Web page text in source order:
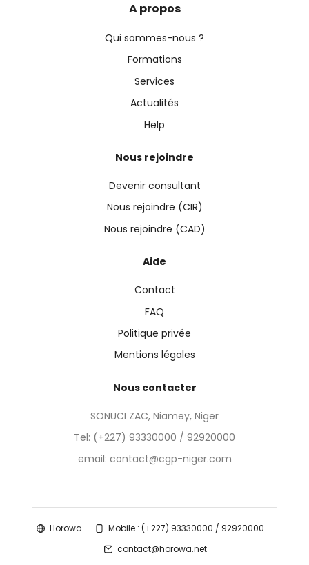
A propos
Qui sommes-nous ?
Formations
Services
Actualités
Help
Nous rejoindre
Devenir consultant
Nous rejoindre (CIR)
Nous rejoindre (CAD)
Aide
Contact
FAQ
Politique privée
Mentions légales
Nous contacter
SONUCI ZAC, Niamey, Niger
Tel: (+227) 93330000 / 92920000
email: contact@cgp-niger.com
Horowa
Mobile : (+227) 93330000 / 92920000
contact@horowa.net